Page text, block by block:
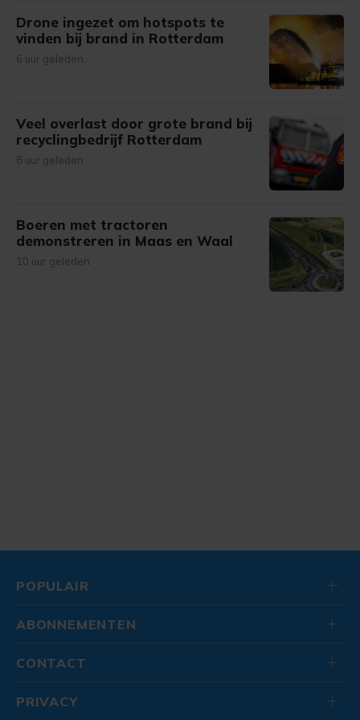
Drone ingezet om hotspots te
vinden bij brand in Rotterdam
6 uur geleden
Veel overlast door grote brand bij
recyclingbedrijf Rotterdam
8 uur geleden
Boeren met tractoren
demonstreren in Maas en Waal
10 uur geleden
POPULAIR
ABONNEMENTEN
CONTACT
PRIVACY